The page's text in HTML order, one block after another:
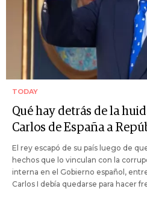
TODAY
Qué hay detrás de la
Carlos de España a
El rey escapó de su país luego de
hechos que lo vinculan con la
interna en el Gobierno español,
Carlos I debía quedarse para hacer